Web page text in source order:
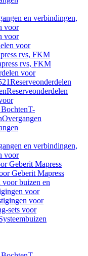
en verbindingen,
voor
voor
voor
rvs, FKM
rvs, FKM
voor
Reserveonderdelen
Reserveonderdelen
T-
Overgangen
en verbindingen,
voor
Geberit Mapress
Geberit Mapress
buizen en
voor
voor
sets voor